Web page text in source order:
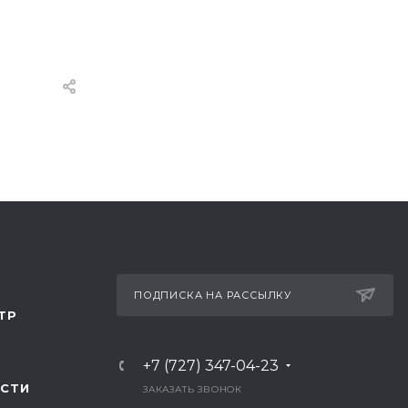
ПОДПИСКА НА РАССЫЛКУ
+7 (727) 347-04-23
ЗАКАЗАТЬ ЗВОНОК